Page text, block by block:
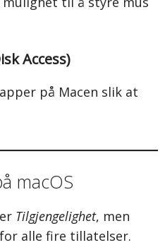
Access)
på Macen slik at
macOS
Tilgjengelighet, men
alle fire tillatelser.